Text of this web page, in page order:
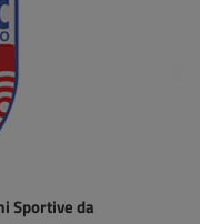
Sportive da